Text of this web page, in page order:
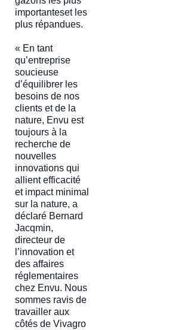
importanteset les
plus répandues.
« En tant
qu’entreprise
soucieuse
d’équilibrer les
besoins de nos
clients et de la
nature, Envu est
toujours à la
recherche de
nouvelles
innovations qui
allient efficacité
et impact minimal
sur la nature, a
déclaré Bernard
Jacqmin,
directeur de
l’innovation et
des affaires
réglementaires
chez Envu. Nous
sommes ravis de
travailler aux
côtés de Vivagro